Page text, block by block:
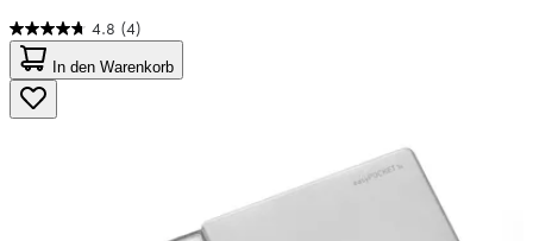
4.8 (4)
4.8
von
5
Sternen.
4
In den Warenkorb